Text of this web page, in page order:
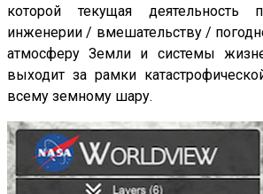
которой текущая деятельность
инженерии / вмешательству /
атмосферу Земли и системы
выходит за рамки
всему земному шару.